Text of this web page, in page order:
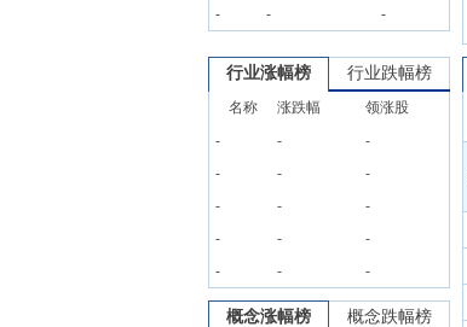
-
- -
行业涨幅榜 行业跌幅榜
名称 涨跌幅
领涨股
-
-
-
-
-
-
-
-
-
-
-
-
-
- -
概念涨幅榜 概念跌幅榜